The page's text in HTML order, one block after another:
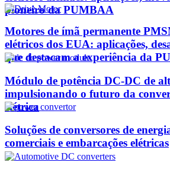
pioneiro da PUMBAA
Motores de ímã permanente
elétricos dos EUA: aplicações,
que destacam a experiência da
Módulo de potência DC-DC de
impulsionando o futuro da
elétrica
Soluções de conversores de
comerciais e embarcações elétricas